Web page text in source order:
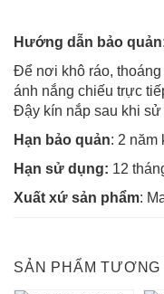
Hướng dẫn bảo
Để nơi khô ráo,
ánh nắng chiếu trực
Đậy kín nắp sau khi sử
Hạn bảo quản: 2 năm
Hạn sử dụng: 12
Xuất xứ sản phẩm:
SẢN PHẨM TƯƠNG